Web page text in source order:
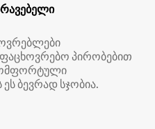
პირობებით
ბევრად სჯობია.